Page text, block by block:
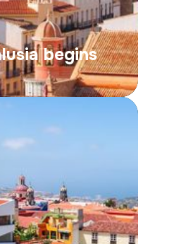
begins
begins
Durée